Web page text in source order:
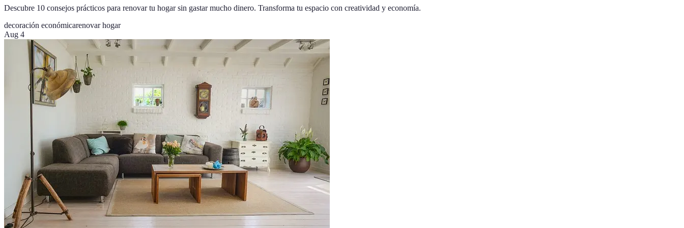
Descubre 10 consejos prácticos para renovar tu hogar sin gastar mucho dinero. Transforma tu espacio con creatividad y economía.
decoración económicarenovar hogar
Aug 4